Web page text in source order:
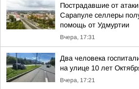
Пострадавшие от
Сарапуле селлеры
помощь от Удмуртии
Вчера, 17:31
Два человека
на улице 10 лет
Вчера, 17:21